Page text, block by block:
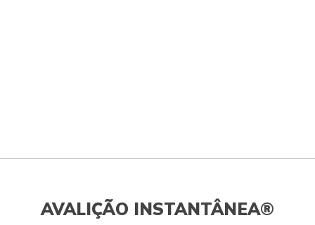
AVALIÇÃO INSTANTÂNEA®